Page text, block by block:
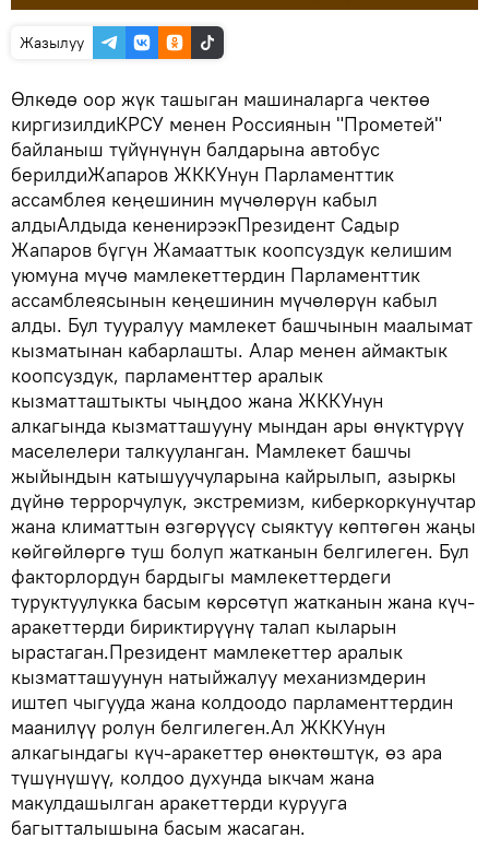
Жазылуу
Өлкөдө оор жүк ташыган машиналарга чектөө
киргизилдиКРСУ менен Россиянын "Прометей"
байланыш түйүнүнүн балдарына автобус
берилдиЖапаров ЖККУнун Парламенттик
ассамблея кеңешинин мүчөлөрүн кабыл
алдыАлдыда кененирээкПрезидент Садыр
Жапаров бүгүн Жамааттык коопсуздук келишим
уюмуна мүчө мамлекеттердин Парламенттик
ассамблеясынын кеңешинин мүчөлөрүн кабыл
алды. Бул тууралуу мамлекет башчынын маалымат
кызматынан кабарлашты. Алар менен аймактык
коопсуздук, парламенттер аралык
кызматташтыкты чыңдоо жана ЖККУнун
алкагында кызматташууну мындан ары өнүктүрүү
маселелери талкууланган. Мамлекет башчы
жыйындын катышуучуларына кайрылып, азыркы
дүйнө террорчулук, экстремизм, киберкоркунучтар
жана климаттын өзгөрүүсү сыяктуу көптөгөн жаңы
көйгөйлөргө туш болуп жатканын белгилеген. Бул
факторлордун бардыгы мамлекеттердеги
туруктуулукка басым көрсөтүп жатканын жана күч-
аракеттерди бириктирүүнү талап кыларын
ырастаган.Президент мамлекеттер аралык
кызматташуунун натыйжалуу механизмдерин
иштеп чыгууда жана колдоодо парламенттердин
маанилүү ролун белгилеген.Ал ЖККУнун
алкагындагы күч-аракеттер өнөктөштүк, өз ара
түшүнүшүү, колдоо духунда ыкчам жана
макулдашылган аракеттерди курууга
багытталышына басым жасаган.